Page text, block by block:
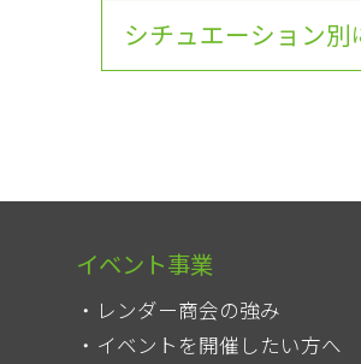
シチュエーション別
イベント事業
レンダー商会の強み
イベントを開催したい方へ